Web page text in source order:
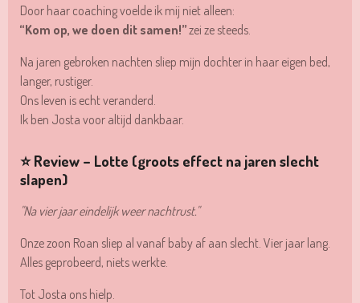
Door haar coaching voelde ik mij niet alleen:
“Kom op, we doen dit samen!”zei ze steeds.
Na jaren gebroken nachten sliep mijn dochter in haar eigen bed,
langer, rustiger.
Ons leven is echt veranderd.
Ik ben Josta voor altijd dankbaar.
⭐ Review – Lotte (groots effect na jaren slecht
slapen)
"Na vier jaar eindelijk weer nachtrust."
Onze zoon Roan sliep al vanaf baby af aan slecht. Vier jaar lang.
Alles geprobeerd, niets werkte.
Tot Josta ons hielp.